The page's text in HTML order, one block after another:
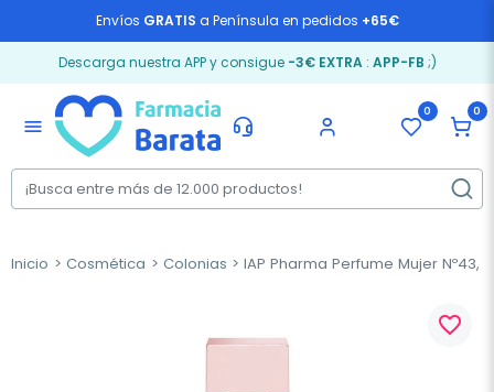
Envíos GRATIS a Península en pedidos +65€
Descarga nuestra APP y consigue -3€ EXTRA: APP-FB ;)
menu
0 0
Inicio Cosmética Colonias IAP Pharma Perfume Mujer Nº43,
favorite_border